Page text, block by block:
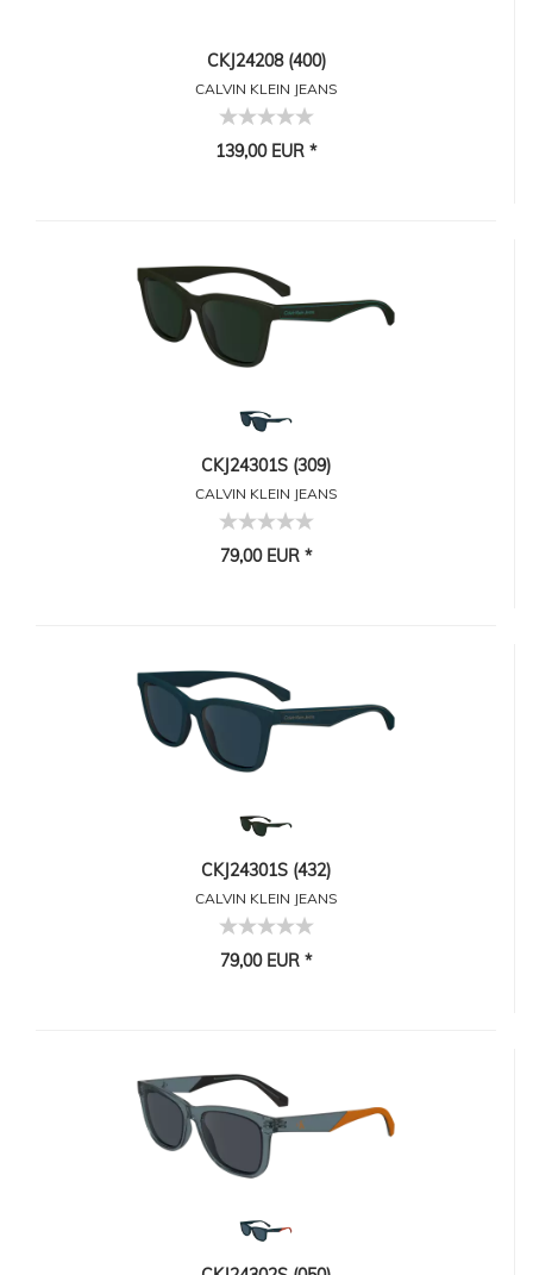
CKJ24208 (400)
CALVIN KLEIN JEANS
139,00 EUR *
CKJ24301S (309)
CALVIN KLEIN JEANS
79,00 EUR *
CKJ24301S (432)
CALVIN KLEIN JEANS
79,00 EUR *